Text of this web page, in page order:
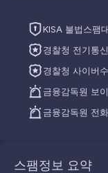
KISA 불법스팸
경찰청 전기통
경찰청 사이버
금융감독원 보
금융감독원 전
스팸정보 요약